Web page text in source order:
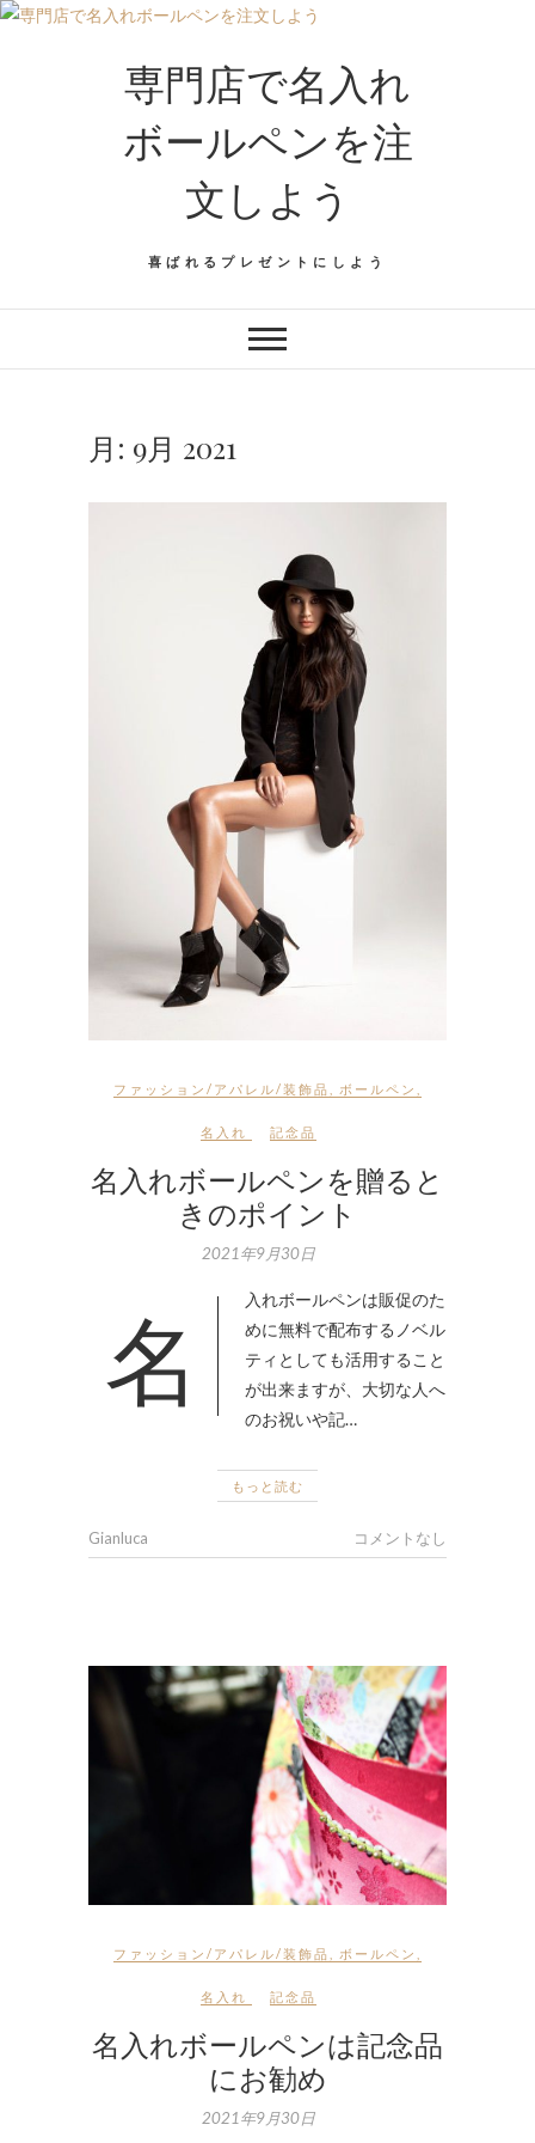
専門店で名入れ
ボールペンを注
文しよう
喜ばれるプレゼントにしよう
月: 9月 2021
ファッション/アパレル/装飾品 ボールペン
名入れ 記念品
名入れボールペンを贈ると
きのポイント
2021年9月30日
名入れボールペンは販促のた
めに無料で配布するノベル
ティとしても活用すること
が出来ますが、大切な人へ
のお祝いや記…
もっと読む
Gianluca コメントなし
ファッション/アパレル/装飾品 ボールペン
名入れ 記念品
名入れボールペンは記念品
にお勧め
2021年9月30日